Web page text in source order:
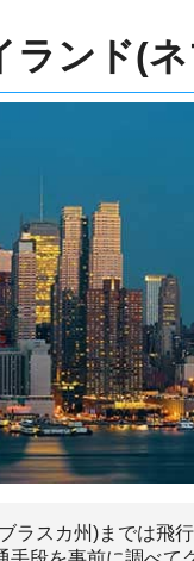
ランド(
ラスカ州)までは飛